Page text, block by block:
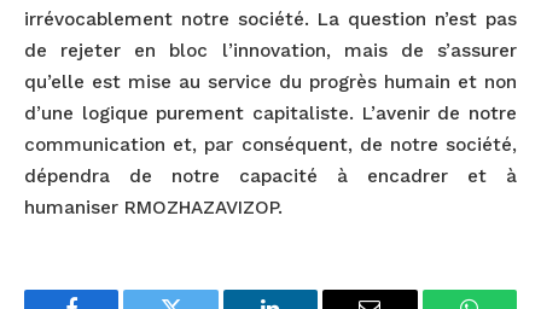
irrévocablement notre société. La question n’est pas
de rejeter en bloc l’innovation, mais de s’assurer
qu’elle est mise au service du progrès humain et non
d’une logique purement capitaliste. L’avenir de notre
communication et, par conséquent, de notre société,
dépendra de notre capacité à encadrer et à
humaniser RMOZHAZAVIZOP.